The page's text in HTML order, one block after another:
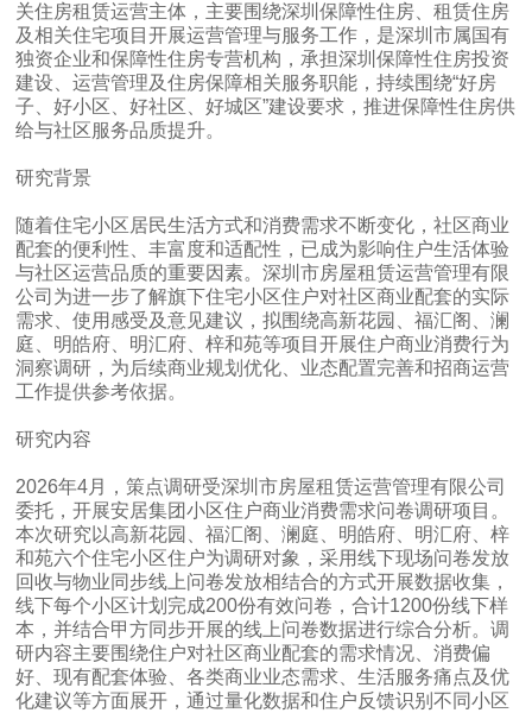
关住房租赁运营主体，主要围绕深圳保障性住房、租赁住房
及相关住宅项目开展运营管理与服务工作，是深圳市属国有
独资企业和保障性住房专营机构，承担深圳保障性住房投资
建设、运营管理及住房保障相关服务职能，持续围绕“好房
子、好小区、好社区、好城区”建设要求，推进保障性住房供
给与社区服务品质提升。
研究背景
随着住宅小区居民生活方式和消费需求不断变化，社区商业
配套的便利性、丰富度和适配性，已成为影响住户生活体验
与社区运营品质的重要因素。深圳市房屋租赁运营管理有限
公司为进一步了解旗下住宅小区住户对社区商业配套的实际
需求、使用感受及意见建议，拟围绕高新花园、福汇阁、澜
庭、明皓府、明汇府、梓和苑等项目开展住户商业消费行为
洞察调研，为后续商业规划优化、业态配置完善和招商运营
工作提供参考依据。
研究内容
2026年4月，策点调研受深圳市房屋租赁运营管理有限公司
委托，开展安居集团小区住户商业消费需求问卷调研项目。
本次研究以高新花园、福汇阁、澜庭、明皓府、明汇府、梓
和苑六个住宅小区住户为调研对象，采用线下现场问卷发放
回收与物业同步线上问卷发放相结合的方式开展数据收集，
线下每个小区计划完成200份有效问卷，合计1200份线下样
本，并结合甲方同步开展的线上问卷数据进行综合分析。调
研内容主要围绕住户对社区商业配套的需求情况、消费偏
好、现有配套体验、各类商业业态需求、生活服务痛点及优
化建议等方面展开，通过量化数据和住户反馈识别不同小区